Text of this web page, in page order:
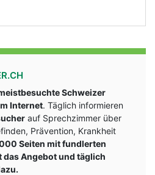
Schweizer
Internet. Täglich informieren
auf Sprechzimmer über
Prävention, Krankheit
Seiten mit fundlerten
Angebot und täglich